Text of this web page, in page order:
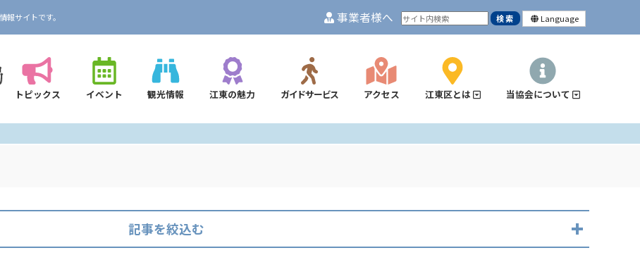
報サイトです。 事業者様へ Language
トピックス イベント 観光情報 江東の魅力 ガイドサービス アクセス 江東区とは 当協会について
記事を絞込む